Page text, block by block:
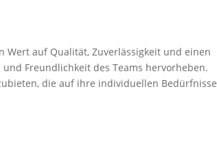
Wert auf Qualität, Zuverlässigkeit und einen
Freundlichkeit des Teams hervorheben.
die auf ihre individuellen Bedürfnisse